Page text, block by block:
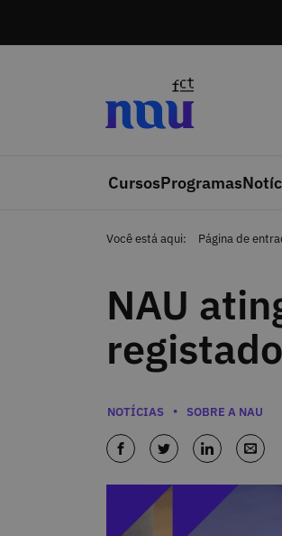
CursosProgramas
Você está aqui: Página de
NAU
Categorias
NOTÍCIAS SOBRE A NAU